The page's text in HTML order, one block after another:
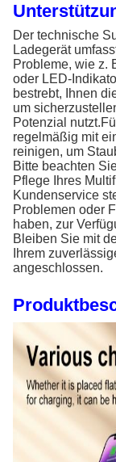
Der technische
Ladegerät
Probleme, wie z.
oder LED-
bestrebt, Ihnen
um
Potenzial
regelmäßig mit
reinigen, um
Bitte beachten
Pflege Ihres
Kundenservice
Problemen oder
haben, zur
Bleiben Sie mit
Ihrem
angeschlossen.